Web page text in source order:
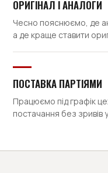
ОРИГІНАЛ І АНАЛОГИ
Чесно пояснюємо, де
а де краще ставити
ПОСТАВКА ПАРТІЯМИ
Працюємо під графік
постачання без зривів